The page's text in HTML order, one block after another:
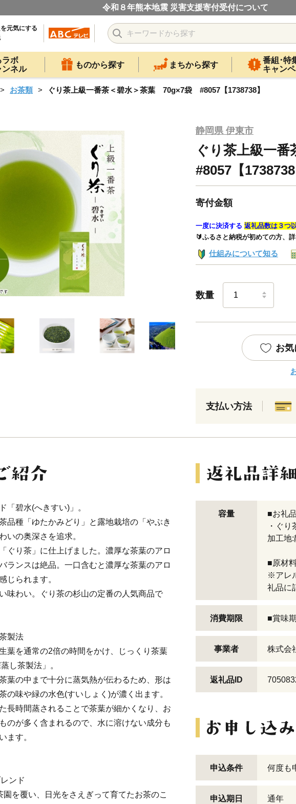
令和８年熊本地震 災害支援寄付受付について
元気にする
ラボ
ンネル
ものから探す まちから探す
番組･特
キャン
お茶類 ぐり茶上級一番茶＜碧水＞茶葉 70g×7袋 #8057【1738738】
静岡県 伊東市
ぐり茶上級一
#8057【1738738
寄付金額
一度に決済する 返礼品数は３つ
🔰ふるさと納税が初めての方、
仕組みについて知る
数量
お
支払い方法
「碧水(へきすい)」。
品種「ゆたかみどり」と露地栽培の「やぶき
いの奥深さを追求。
ぐり茶」に仕上げました。濃厚な茶葉のアロ
ランスは絶品。一口含むと濃厚な茶葉のアロ
じられます。
味わい。ぐり茶の杉山の定番の人気商品で
製法
葉を通常の2倍の時間をかけ、じっくり茶葉
し茶製法」。
葉の中まで十分に蒸気熱が伝わるため、形は
の味や緑の水色(すいしょく)が濃く出ます。
長時間蒸されることで茶葉が細かくなり、お
のが多く含まれるので、水に溶けない成分も
ます。
ンド
を覆い、日光をさえぎって育てたお茶のこ
容量
■お礼
・ぐ
加工地
■原材
※アレ
礼品に
消費期限 ■賞味
事業者 株式会
返礼品ID
申込条件 何度も
申込期日 通年